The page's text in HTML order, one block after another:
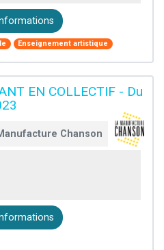
Enseignement artistique
EN COLLECTIF - Du
Chanson